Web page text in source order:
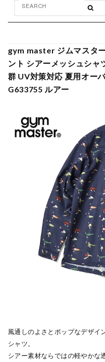
gym master ジムマスタ
ント シアーメッシュシャ
群 UV対策対応 夏用オー
G633755 ルアー
風通しのよさとポップなデザイ
シャツ。
シアー素材ならではの軽やかな